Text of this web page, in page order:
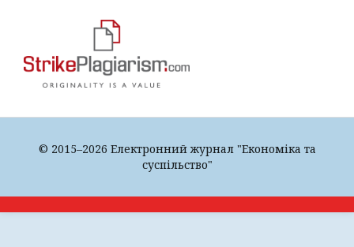
© 2015–2026 Електронний журнал "Економіка та
суспільство"